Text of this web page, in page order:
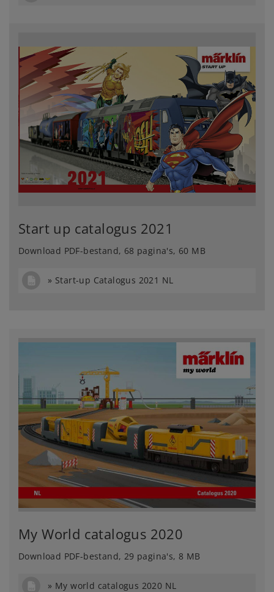
Start up catalogus 2021
Download PDF-bestand, 68 pagina's, 60 MB
Start-up Catalogus 2021 NL
My World catalogus 2020
Download PDF-bestand, 29 pagina's, 8 MB
My world catalogus 2020 NL